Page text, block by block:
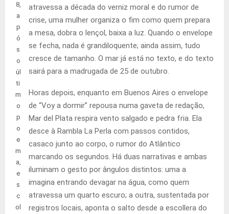
8,
a
p
ó
s
o
úl
ti
m
o
p
o
e
m
a,
e
s
c
ol
atravessa a década do verniz moral e do rumor de
crise, uma mulher organiza o fim como quem prepara
a mesa, dobra o lençol, baixa a luz. Quando o envelope
se fecha, nada é grandiloquente; ainda assim, tudo
cresce de tamanho. O mar já está no texto, e do texto
sairá para a madrugada de 25 de outubro.
Horas depois, enquanto em Buenos Aires o envelope
de “Voy a dormir” repousa numa gaveta de redação,
Mar del Plata respira vento salgado e pedra fria. Ela
desce à Rambla La Perla com passos contidos,
casaco junto ao corpo, o rumor do Atlântico
marcando os segundos. Há duas narrativas e ambas
iluminam o gesto por ângulos distintos: uma a
imagina entrando devagar na água, como quem
atravessa um quarto escuro; a outra, sustentada por
registros locais, aponta o salto desde a escollera do